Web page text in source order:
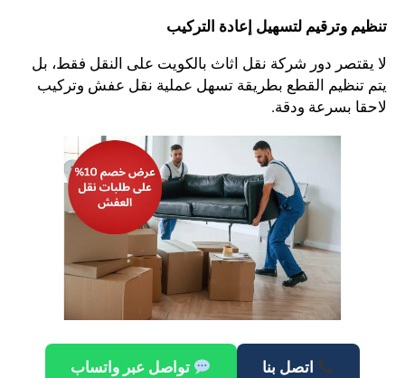
تنظيم وترقيم لتسهيل إعادة التركيب
لا يقتصر دور شركة نقل اثاث بالكويت على النقل فقط، بل
يتم تنظيم القطع بطريقة تسهل عملية نقل عفش وتركيب
لاحقا بسرعة ودقة.
اتصل بنا تواصل عبر واتساب